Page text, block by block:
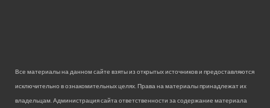
Все материалы на данном сайте взяты из открытых источников и предоставляются
исключительно в ознакомительных целях. Права на материалы принадлежат их
владельцам. Администрация сайта ответственности за содержание материала